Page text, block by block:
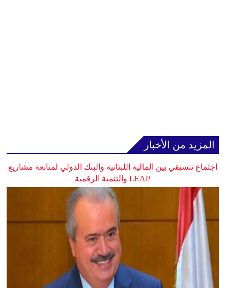
المزيد من الأخبار
اجتماع تنسيقي بين المالية اللبنانية والبنك الدولي لمتابعة مشاريع
LEAP والتنمية الرقمية